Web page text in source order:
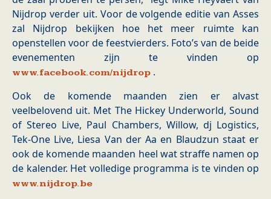
Nijdrop verder uit. Voor de volgende editie van Asses
zal Nijdrop bekijken hoe het meer ruimte kan
openstellen voor de feestvierders. Foto’s van de beide
evenementen zijn te vinden op
www.facebook.com/nijdrop .
Ook de komende maanden zien er alvast
veelbelovend uit. Met The Hickey Underworld, Sound
of Stereo Live, Paul Chambers, Willow, dj Logistics,
Tek-One Live, Liesa Van der Aa en Blaudzun staat er
ook de komende maanden heel wat straffe namen op
de kalender. Het volledige programma is te vinden op
www.nijdrop.be